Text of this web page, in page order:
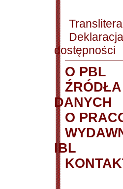
Deklaracja
dostępności
O PBL
ŹRÓDŁA
DANYCH
O
IBL